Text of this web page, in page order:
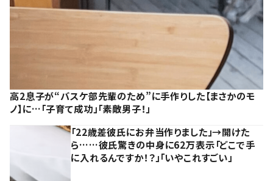
高2息子が“バスケ部先輩のため”に手作りした【まさかのモ
ノ】に…「子育て成功」「素敵男子！」
「22歳差彼氏にお弁当作りました」→開けた
ら……彼氏驚きの中身に62万表示「どこで手
に入れるんですか！？」「いやこれすごい」